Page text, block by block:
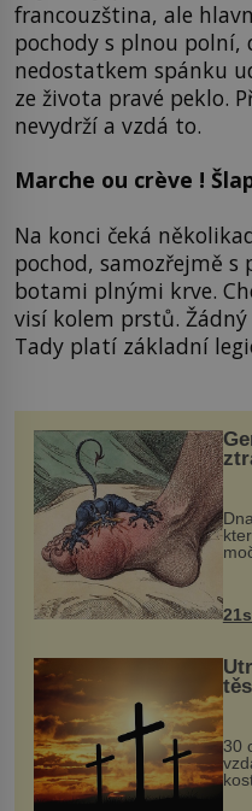
francouzština, ale
pochody s plnou polní,
nedostatkem spánku
ze života pravé peklo.
nevydrží a vzdá to.
Marche ou crève !
Na konci čeká
pochod, samozřejmě s
botami plnými krve.
visí kolem prstů.
Tady platí základní
30